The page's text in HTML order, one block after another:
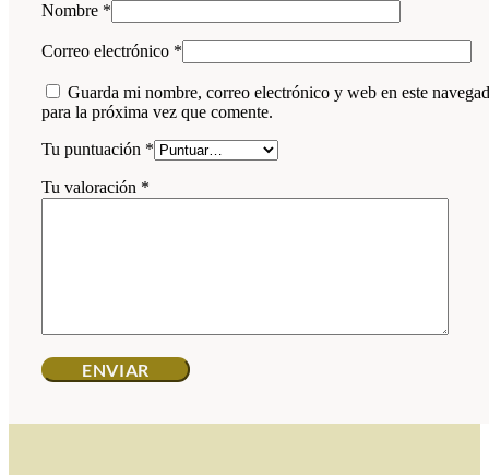
Nombre *
Correo electrónico *
Guarda mi nombre, correo electrónico y web en este
para la próxima vez que comente.
Tu puntuación *
Tu valoración *